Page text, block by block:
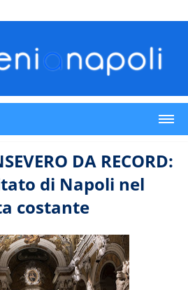
DA RECORD:
di Napoli nel
costante